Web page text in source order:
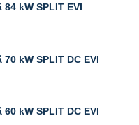
kW SPLIT EVI
kW SPLIT DC EVI
kW SPLIT DC EVI